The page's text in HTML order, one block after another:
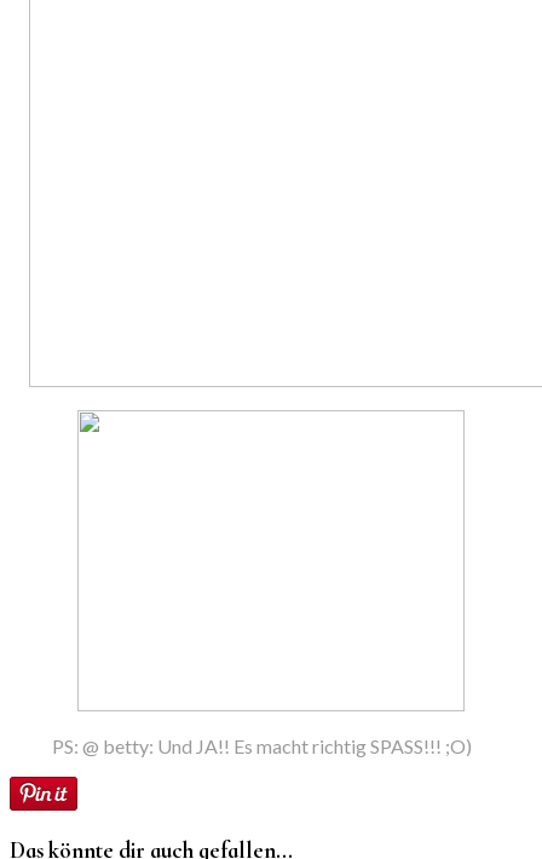
PS: @ betty: Und JA!! Es macht richtig SPASS!!! ;O)
Das könnte dir auch gefallen...